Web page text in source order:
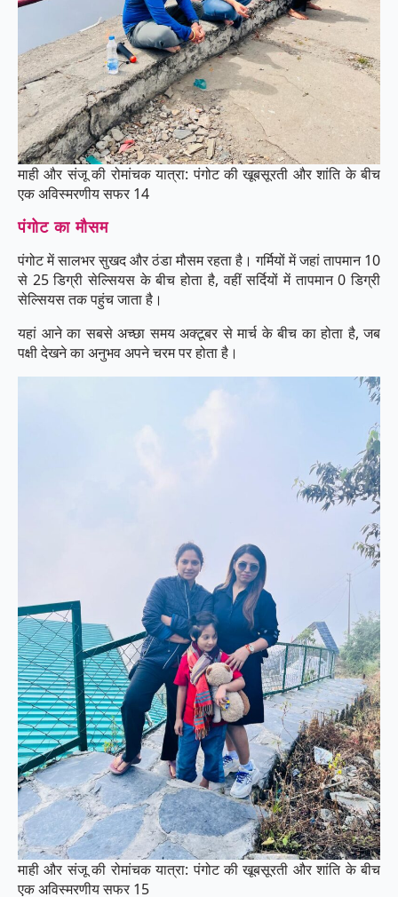
माही और संजू की रोमांचक यात्रा: पंगोट की खूबसूरती और शांति के बीच
एक अविस्मरणीय सफर 14
पंगोट का मौसम
पंगोट में सालभर सुखद और ठंडा मौसम रहता है। गर्मियों में जहां तापमान 10
से 25 डिग्री सेल्सियस के बीच होता है, वहीं सर्दियों में तापमान 0 डिग्री
सेल्सियस तक पहुंच जाता है।
यहां आने का सबसे अच्छा समय अक्टूबर से मार्च के बीच का होता है, जब
पक्षी देखने का अनुभव अपने चरम पर होता है।
माही और संजू की रोमांचक यात्रा: पंगोट की खूबसूरती और शांति के बीच
एक अविस्मरणीय सफर 15